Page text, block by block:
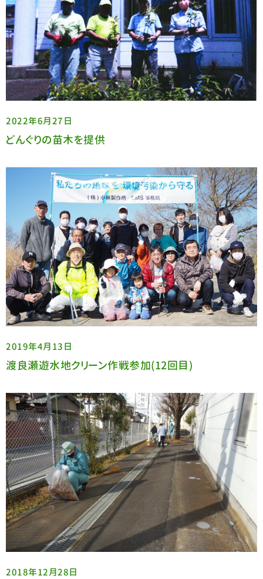
2022年6月27日
どんぐりの苗木を提供
2019年4月13日
渡良瀬遊水地クリーン作戦参加(12回目)
2018年12月28日